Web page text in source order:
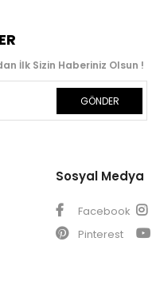
İlk Sizin Haberiniz Olsun !
GÖNDER
Sosyal Medya
Facebook
Pinterest